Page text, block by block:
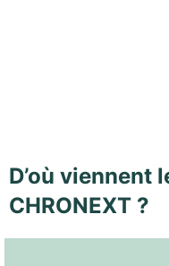
D’où viennent
CHRONEXT ?